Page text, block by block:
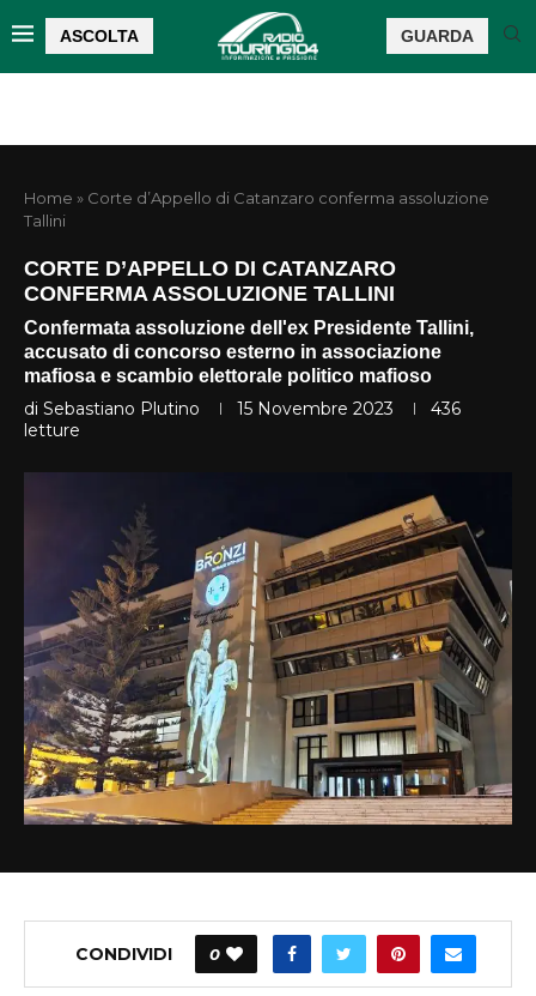
ASCOLTA GUARDA
Home » Corte d’Appello di Catanzaro conferma assoluzione
Tallini
CORTE D’APPELLO DI CATANZARO
CONFERMA ASSOLUZIONE TALLINI
Confermata assoluzione dell'ex Presidente Tallini,
accusato di concorso esterno in associazione
mafiosa e scambio elettorale politico mafioso
di Sebastiano Plutino 15 Novembre 2023
436
letture
CONDIVIDI 0